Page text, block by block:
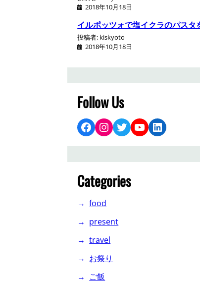
2018年10月18日
イルポッツォで塩イクラのパスタ
投稿者: kiskyoto
2018年10月18日
Follow Us
Facebook Instagram Twitter YouTube LinkedIn
Categories
food
present
travel
お祭り
ご飯